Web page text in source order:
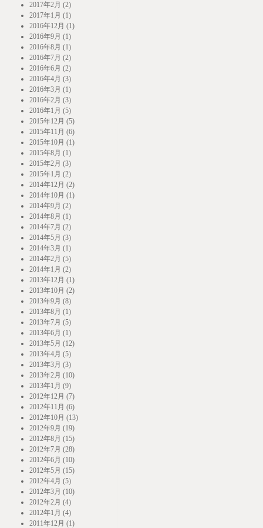
2017年2月 (2)
2017年1月 (1)
2016年12月 (1)
2016年9月 (1)
2016年8月 (1)
2016年7月 (2)
2016年6月 (2)
2016年4月 (3)
2016年3月 (1)
2016年2月 (3)
2016年1月 (5)
2015年12月 (5)
2015年11月 (6)
2015年10月 (1)
2015年8月 (1)
2015年2月 (3)
2015年1月 (2)
2014年12月 (2)
2014年10月 (1)
2014年9月 (2)
2014年8月 (1)
2014年7月 (2)
2014年5月 (3)
2014年3月 (1)
2014年2月 (5)
2014年1月 (2)
2013年12月 (1)
2013年10月 (2)
2013年9月 (8)
2013年8月 (1)
2013年7月 (5)
2013年6月 (1)
2013年5月 (12)
2013年4月 (5)
2013年3月 (3)
2013年2月 (10)
2013年1月 (9)
2012年12月 (7)
2012年11月 (6)
2012年10月 (13)
2012年9月 (19)
2012年8月 (15)
2012年7月 (28)
2012年6月 (10)
2012年5月 (15)
2012年4月 (5)
2012年3月 (10)
2012年2月 (4)
2012年1月 (4)
2011年12月 (1)